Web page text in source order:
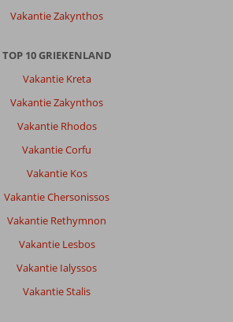
Vakantie Zakynthos
TOP 10 GRIEKENLAND
Vakantie Kreta
Vakantie Zakynthos
Vakantie Rhodos
Vakantie Corfu
Vakantie Kos
Vakantie Chersonissos
Vakantie Rethymnon
Vakantie Lesbos
Vakantie Ialyssos
Vakantie Stalis